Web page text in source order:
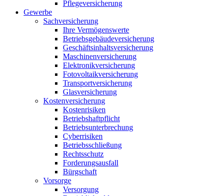
Pflegeversicherung
Gewerbe
Sachversicherung
Ihre Vermögenswerte
Betriebsgebäudeversicherung
Geschäftsinhaltsversicherung
Maschinenversicherung
Elektronikversicherung
Fotovoltaikversicherung
Transportversicherung
Glasversicherung
Kostenversicherung
Kostenrisiken
Betriebshaftpflicht
Betriebsunterbrechung
Cyberrisiken
Betriebsschließung
Rechtsschutz
Forderungsausfall
Bürgschaft
Vorsorge
Versorgung